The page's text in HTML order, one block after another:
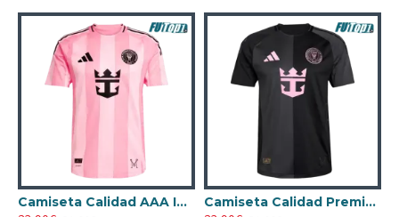
Camiseta Calidad AAA Inter de Miami Local Primera Equipación 2025 Versión Jugador
Camiseta Calidad Premium Inter de Miami Away 2025 Versión Jugador